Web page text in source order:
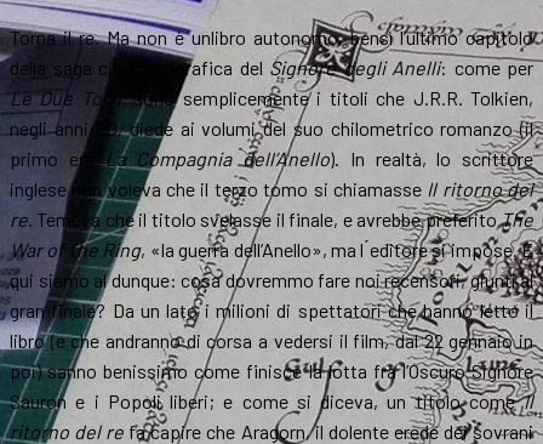
Torna il re. Ma non è unlibro autonomo, bensì l’ultimo capitolo
della saga cinematografica del Signore degli Anelli: come per
Le Due Torri, sono semplicemente i titoli che J.R.R. Tolkien,
negli anni ’50, diede ai volumi del suo chilometrico romanzo (il
primo eraLa Compagnia dell’Anello). In realtà, lo scrittore
inglese non voleva che il terzo tomo si chiamasse Il ritorno del
re. Temeva che il titolo svelasse il finale, e avrebbe preferitoThe
War of the Ring, «la guerra dell’Anello», ma l ́editore si impose. E
qui siamo al dunque: cosa dovremmo fare noi recensori, giunti al
gran finale? Da un lato i milioni di spettatori che hanno letto il
libro (e che andranno di corsa a vedersi il film, dal 22 gennaio in
poi) sanno benissimo come finisce la lotta fra l’Oscuro Signore
Sauron e i Popoli liberi; e come si diceva, un titolo comeIl
ritorno del re fa capire che Aragorn, il dolente erede dei sovrani